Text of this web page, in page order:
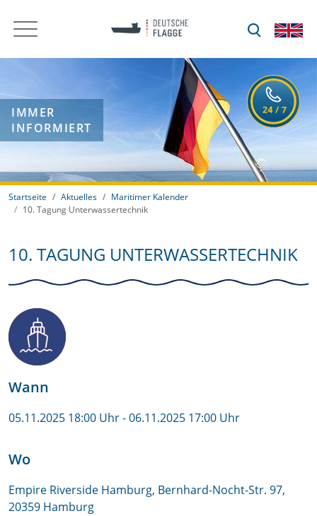
IMMER
INFORMIERT
Startseite Aktuelles
Maritimer Kalender
10. Tagung Unterwassertechnik
10. TAGUNG UNTERWASSERTECHNIK
Wann
05.11.2025 18:00 Uhr- 06.11.2025 17:00 Uhr
Wo
Empire Riverside Hamburg, Bernhard-Nocht-Str. 97,
20359 Hamburg